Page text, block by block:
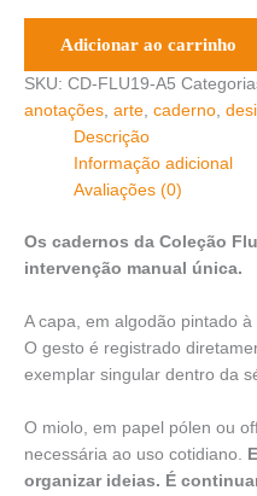
Adicionar ao carrinho
SKU: CD-FLU19-A5
anotações, arte, caderno,
Descrição
Informação adicional
Avaliações (0)
Os cadernos da Coleção
intervenção manual única.
A capa, em algodão pintado
O gesto é registrado
exemplar singular dentro da
O miolo, em papel pólen ou
necessária ao uso cotidiano.
organizar ideias. É